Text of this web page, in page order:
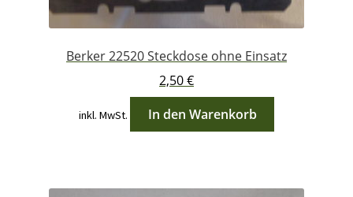
Berker 22520 Steckdose ohne Einsatz
2,50€
inkl. MwSt. In den Warenkorb